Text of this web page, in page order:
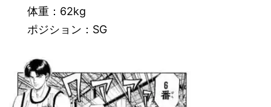
体重：62kg
ポジション：SG